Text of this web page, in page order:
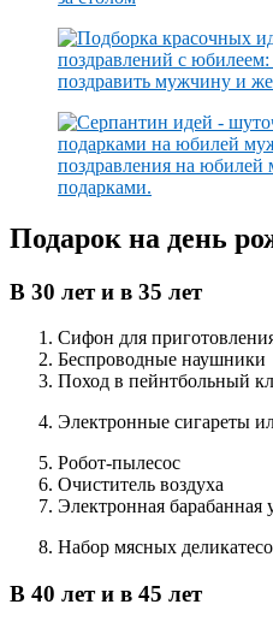
Подарок на день
В 30 лет и в 35 лет
Сифон для
Беспроводные наушники
Поход в пейнтбольный
Электронные сигареты
Робот-пылесос
Очиститель воздуха
Электронная барабанная
Набор мясных
В 40 лет и в 45 лет